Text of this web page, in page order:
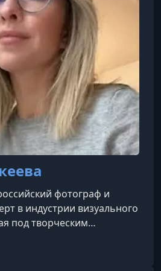
фотограф и
в индустрии визуального
под творческим
За годы
карьеры она